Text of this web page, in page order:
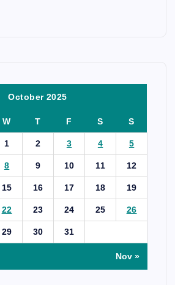
October 2025
W T F S S
1 2 3 4 5
8 9 10 11 12
15 16 17 18 19
22 23 24 25 26
29 30 31
Nov »